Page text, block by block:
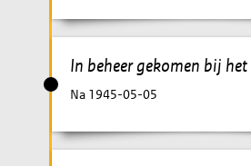
In beheer gekomen bij
Na 1945-05-05